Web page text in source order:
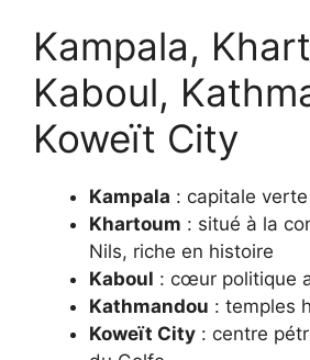
Kampala,
Kaboul,
Koweït City
Kampala : capitale
Khartoum : situé à la
Nils, riche en histoire
Kaboul : cœur politique
Kathmandou : temples
Koweït City : centre